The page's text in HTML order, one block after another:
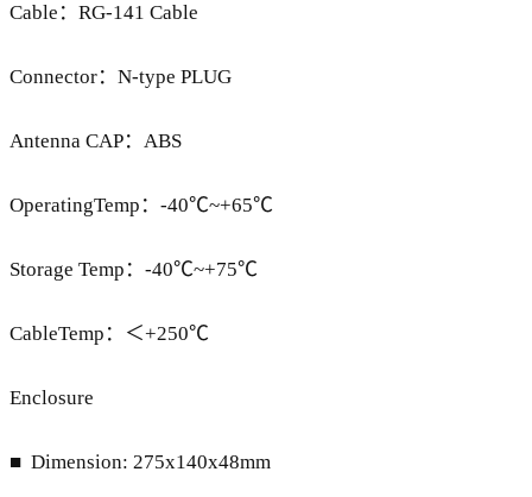
Cable：RG-141 Cable
Connector：N-type PLUG
Antenna CAP：ABS
OperatingTemp：-40℃~+65℃
Storage Temp：-40℃~+75℃
CableTemp：＜+250℃
Enclosure
■ Dimension: 275x140x48mm